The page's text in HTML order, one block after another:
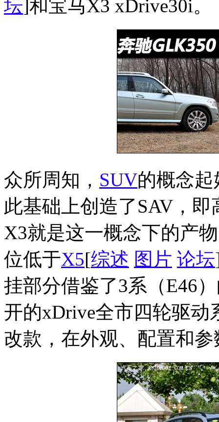
坛]和宝马X3 xDrive30i。
众所周知， SUV的概念起
此基础上创造了SAV，
X3就是这一概念下的产
位低于X5[综述 图片 论坛
挂部分借鉴了3系（E46
开的xDrive全市四轮驱动
改款，在外观、配置和